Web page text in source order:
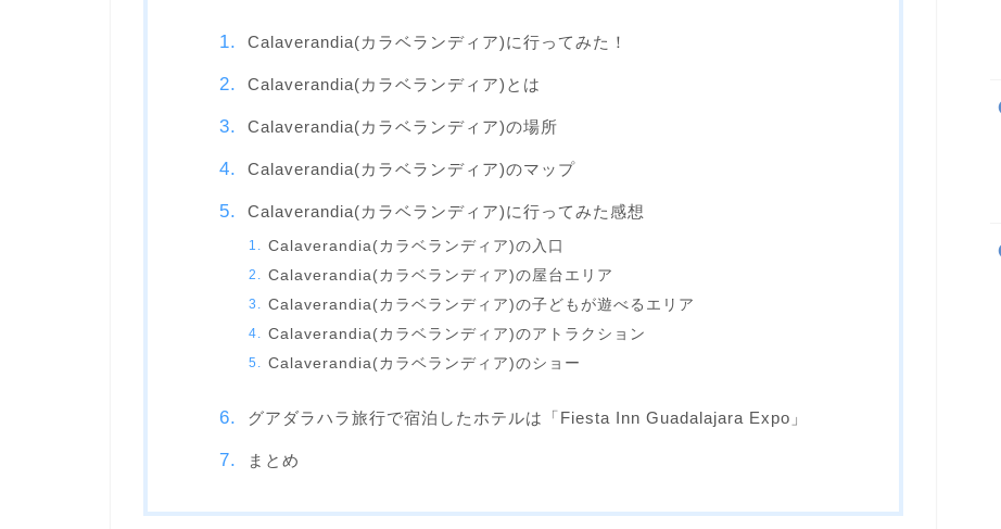
Calaverandia(カラベランディア)に行ってみた！
Calaverandia(カラベランディア)とは
Calaverandia(カラベランディア)の場所
Calaverandia(カラベランディア)のマップ
Calaverandia(カラベランディア)に行ってみた感想
Calaverandia(カラベランディア)の入口
Calaverandia(カラベランディア)の屋台エリア
Calaverandia(カラベランディア)の子どもが遊べるエリア
Calaverandia(カラベランディア)のアトラクション
Calaverandia(カラベランディア)のショー
グアダラハラ旅行で宿泊したホテルは「Fiesta Inn Guadalajara Expo」
まとめ